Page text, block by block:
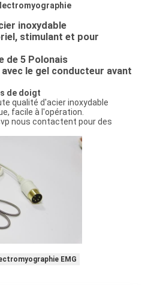
inoxydable
stimulant et pour
de 5 Polonais
le gel conducteur avant
de doigt
qualité d'acier inoxydable
facile à l'opération.
nous contactent pour des
EMG